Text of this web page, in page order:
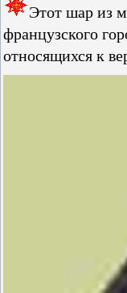
Этот шар из
французского
относящихся к